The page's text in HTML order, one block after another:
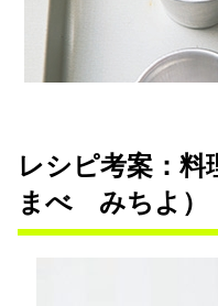
レシピ考案：料
まべ みちよ）